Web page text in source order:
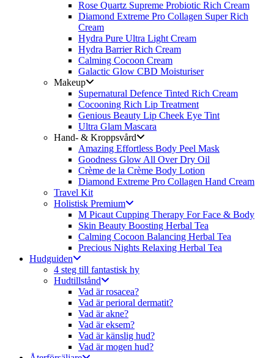
Rose Quartz Supreme Probiotic Rich Cream
Diamond Extreme Pro Collagen Super Rich
Cream
Hydra Pure Ultra Light Cream
Hydra Barrier Rich Cream
Calming Cocoon Cream
Galactic Glow CBD Moisturiser
Makeup
Supernatural Defence Tinted Rich Cream
Cocooning Rich Lip Treatment
Genious Beauty Lip Cheek Eye Tint
Ultra Glam Mascara
Hand- & Kroppsvård
Amazing Effortless Body Peel Mask
Goodness Glow All Over Dry Oil
Crème de la Crème Body Lotion
Diamond Extreme Pro Collagen Hand Cream
Travel Kit
Holistisk Premium
M Picaut Cupping Therapy For Face & Body
Skin Beauty Boosting Herbal Tea
Calming Cocoon Balancing Herbal Tea
Precious Nights Relaxing Herbal Tea
Hudguiden
4 steg till fantastisk hy
Hudtillstånd
Vad är rosacea?
Vad är perioral dermatit?
Vad är akne?
Vad är eksem?
Vad är känslig hud?
Vad är mogen hud?